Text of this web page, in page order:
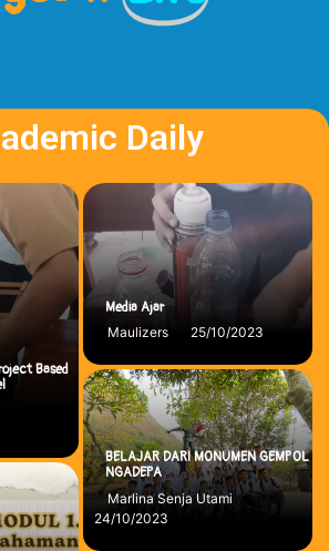
Daily
Based
Media Ajar
Maulizers
25/10/2023
BELAJAR DARI MONUMEN GEMPOL
NGADEPA
Marlina Senja Utami
24/10/2023